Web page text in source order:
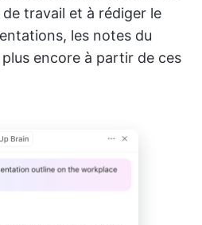
travail et à rédiger le
les notes du
encore à partir de ces